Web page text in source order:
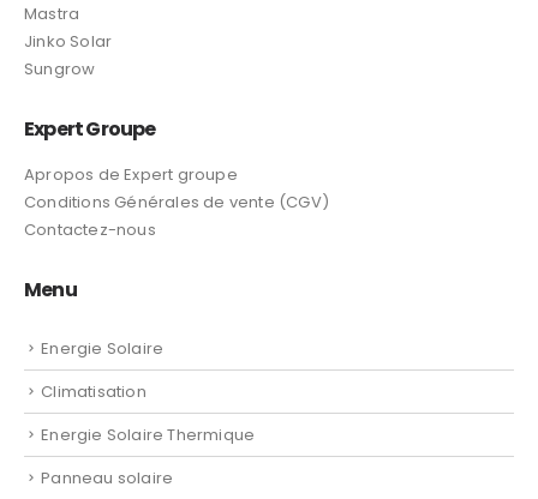
Mastra
Jinko Solar
Sungrow
Expert Groupe
Apropos de Expert groupe
Conditions Générales de vente (CGV)
Contactez-nous
Menu
Energie Solaire
Climatisation
Energie Solaire Thermique
Panneau solaire